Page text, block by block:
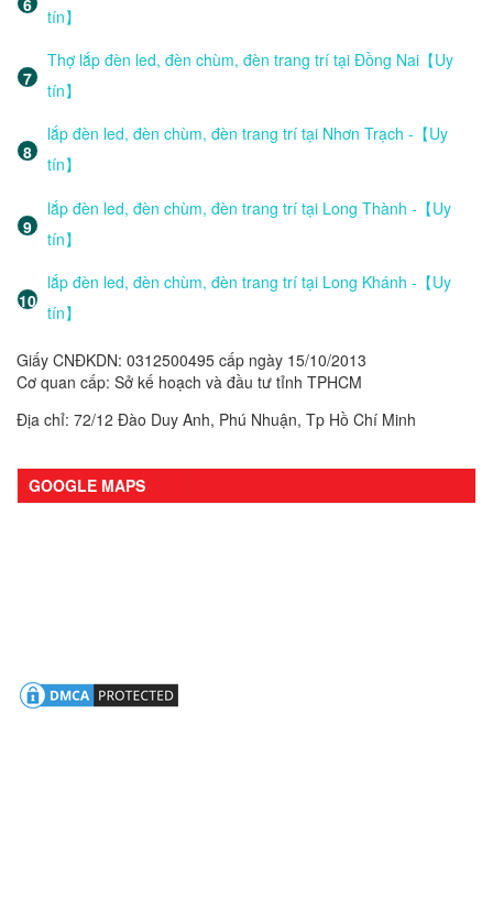
tín】
Thợ lắp đèn led, đèn chùm, đèn trang trí tại Đồng Nai【Uy
tín】
lắp đèn led, đèn chùm, đèn trang trí tại Nhơn Trạch -【Uy
tín】
lắp đèn led, đèn chùm, đèn trang trí tại Long Thành -【Uy
tín】
lắp đèn led, đèn chùm, đèn trang trí tại Long Khánh -【Uy
tín】
Giấy CNĐKDN: 0312500495 cấp ngày 15/10/2013
Cơ quan cấp: Sở kế hoạch và đầu tư tỉnh TPHCM
Địa chỉ: 72/12 Đào Duy Anh, Phú Nhuận, Tp Hồ Chí Minh
GOOGLE MAPS